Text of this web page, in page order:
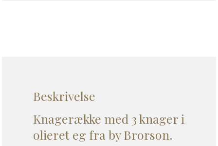
Beskrivelse
Knagerække med 3 knager i
olieret eg fra by Brorson.